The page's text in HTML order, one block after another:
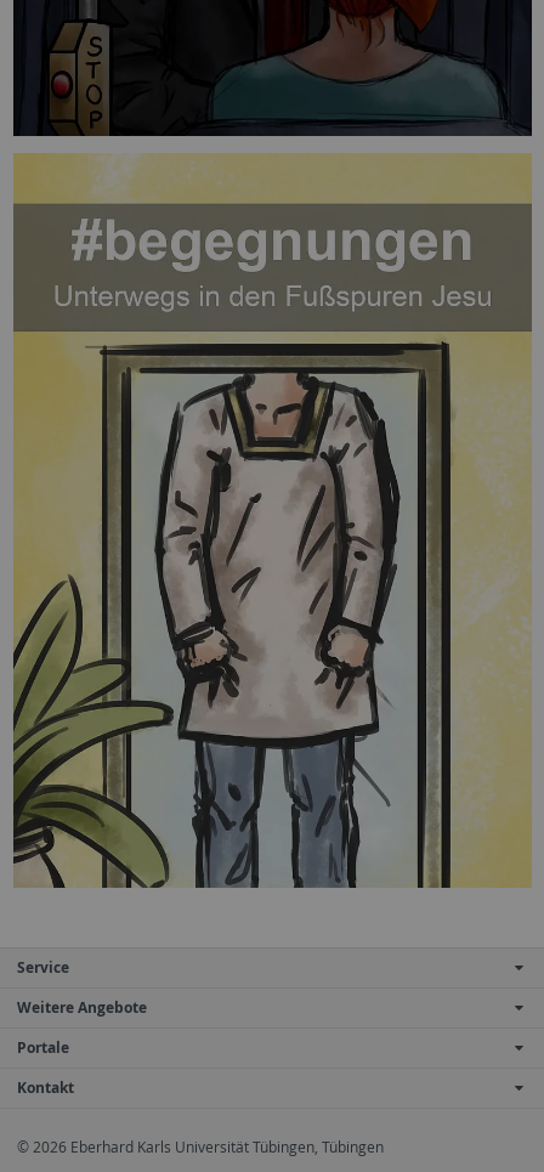
Service
Weitere Angebote
Portale
Kontakt
© 2026 Eberhard Karls Universität Tübingen, Tübingen